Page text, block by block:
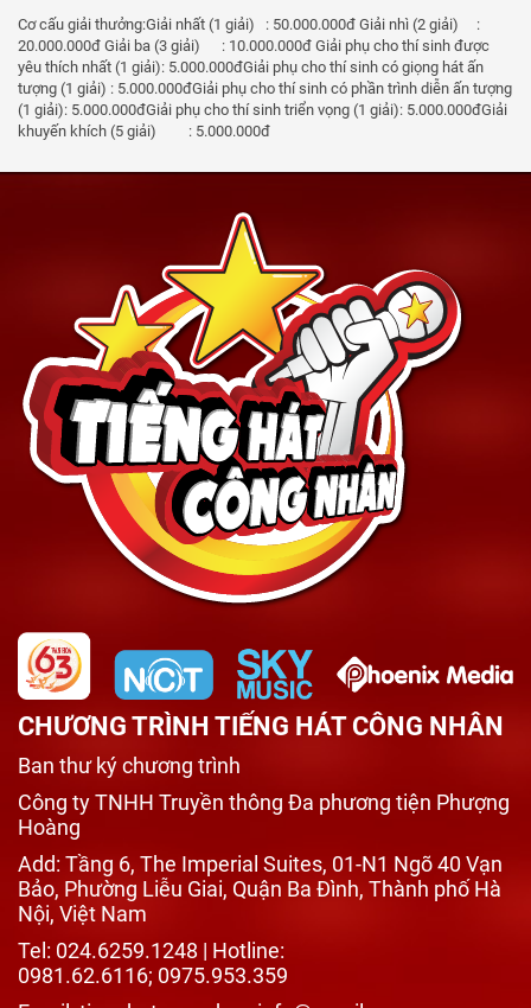
Cơ cấu giải thưởng:Giải nhất (1 giải) : 50.000.000đ Giải nhì (2 giải) :
20.000.000đ Giải ba (3 giải) : 10.000.000đ Giải phụ cho thí sinh được
yêu thích nhất (1 giải): 5.000.000đGiải phụ cho thí sinh có giọng hát ấn
tượng (1 giải) : 5.000.000đGiải phụ cho thí sinh có phần trình diễn ấn tượng
(1 giải): 5.000.000đGiải phụ cho thí sinh triển vọng (1 giải): 5.000.000đGiải
khuyến khích (5 giải) : 5.000.000đ
CHƯƠNG TRÌNH TIẾNG HÁT CÔNG NHÂN
Ban thư ký chương trình
Công ty TNHH Truyền thông Đa phương tiện Phượng
Hoàng
Add: Tầng 6, The Imperial Suites, 01-N1 Ngõ 40 Vạn
Bảo, Phường Liễu Giai, Quận Ba Đình, Thành phố Hà
Nội, Việt Nam
Tel: 024.6259.1248 | Hotline:
0981.62.6116; 0975.953.359